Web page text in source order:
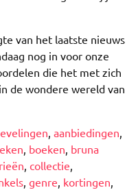
van het laatste nieuws
nog in voor onze
die het met zich
de wondere wereld van
, aanbiedingen,
, boeken, bruna
, collectie,
, genre, kortingen,